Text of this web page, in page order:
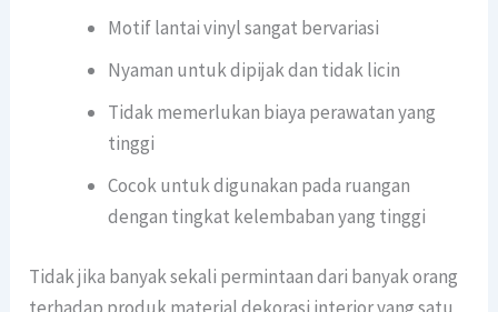
Motif lantai vinyl sangat bervariasi
Nyaman untuk dipijak dan tidak licin
Tidak memerlukan biaya perawatan yang
tinggi
Cocok untuk digunakan pada ruangan
dengan tingkat kelembaban yang tinggi
Tidak jika banyak sekali permintaan dari banyak orang